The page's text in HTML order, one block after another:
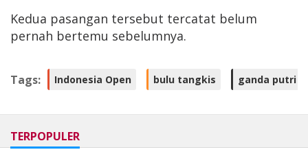
Kedua pasangan tersebut tercatat belum
pernah bertemu sebelumnya.
Tags: Indonesia Open bulu tangkis ganda putri
TERPOPULER